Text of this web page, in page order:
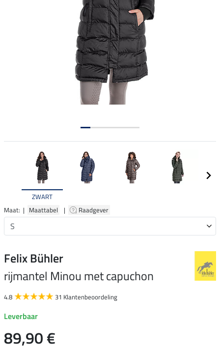
ZWART
Maat: | Maattabel | Raadgever
Felix Bühler
rijmantel Minou met capuchon
4.8 31 Klantenbeoordeling
Leverbaar
89,90 €